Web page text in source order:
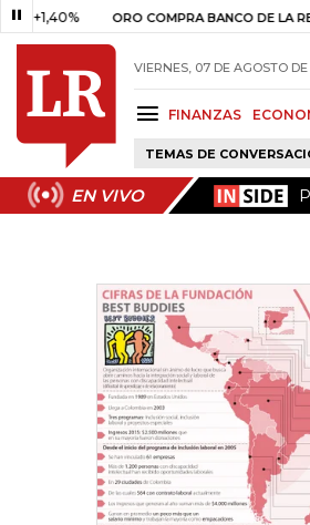
ORO COMPRA BANCO DE LA
VIERNES, 07 DE AGOSTO
FINANZAS
TEMAS DE
EN VIVO
EN VIVO